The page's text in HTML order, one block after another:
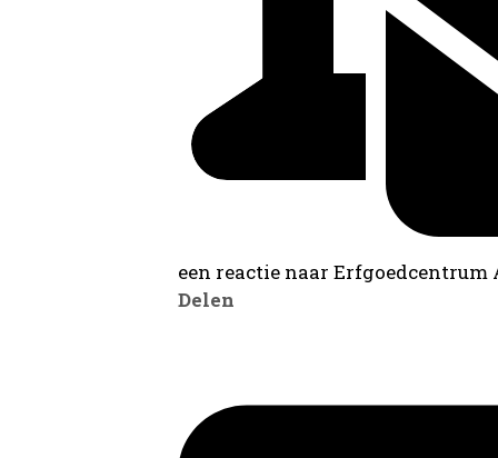
een reactie naar
Delen